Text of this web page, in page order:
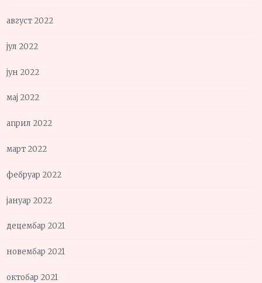
август 2022
јул 2022
јун 2022
мај 2022
април 2022
март 2022
фебруар 2022
јануар 2022
децембар 2021
новембар 2021
октобар 2021